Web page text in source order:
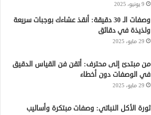
9 يونيو، 2025
وصفات الـ 30 دقيقة: أنقذ عشاءك بوجبات سريعة
ولذيذة في دقائق
29 مايو، 2025
من مبتدئ إلى محترف: أتقن فن القياس الدقيق
في الوصفات دون أخطاء
29 مايو، 2025
ثورة الأكل النباتي: وصفات مبتكرة وأساليب